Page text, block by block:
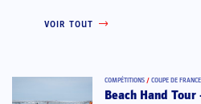
VOIR TOUT
COMPÉTITIONS / COUPE DE
Beach Hand